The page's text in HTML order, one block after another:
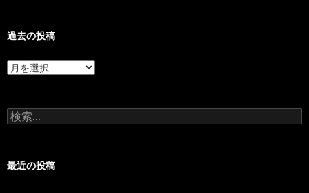
過去の投稿
過
去
稿
検
索:
最近の投稿